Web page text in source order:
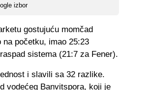
izbor
gostujuću momčad
početku, imao 25:23
sistema (21:7 za Fener).
i slavili sa 32 razlike.
vodećeg Banvitspora, koji je